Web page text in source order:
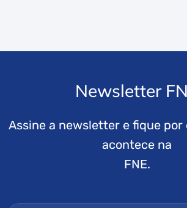
Newsletter
Assine a newsletter e fique
acontece na
FNE.